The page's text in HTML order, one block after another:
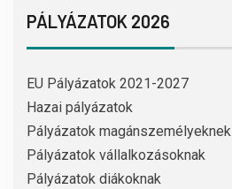
PÁLYÁZATOK 2026
EU Pályázatok 2021-2027
Hazai pályázatok
Pályázatok magánszemélyeknek
Pályázatok vállalkozásoknak
Pályázatok diákoknak